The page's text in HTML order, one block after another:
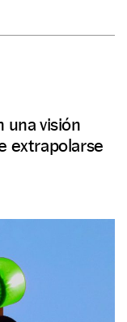
una visión
extrapolarse